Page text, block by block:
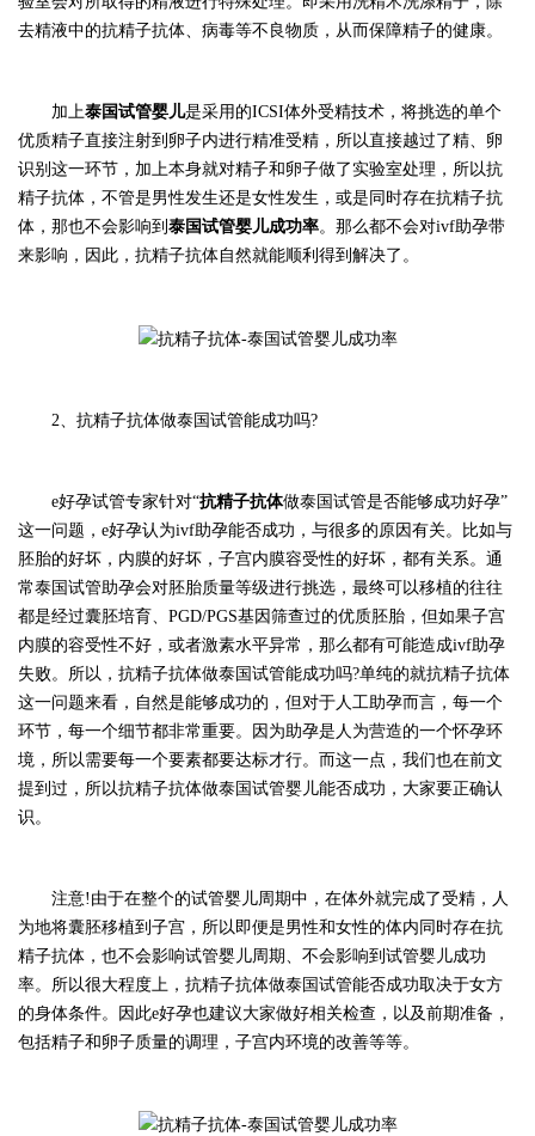
去精液中的抗精子抗体、病毒等不良物质，从而保障精子的健康。
加上泰国试管婴儿是采用的ICSI体外受精技术，将挑选的单个
优质精子直接注射到卵子内进行精准受精，所以直接越过了精、卵
识别这一环节，加上本身就对精子和卵子做了实验室处理，所以抗
精子抗体，不管是男性发生还是女性发生，或是同时存在抗精子抗
体，那也不会影响到 泰国试管婴儿成功率。那么都不会对ivf助孕带
来影响，因此，抗精子抗体自然就能顺利得到解决了。
2、抗精子抗体做泰国试管能成功吗?
e好孕试管专家针对“抗精子抗体做泰国试管是否能够成功好孕”
这一问题， e好孕认为ivf助孕能否成功，与很多的原因有关。比如与
胚胎的好坏，内膜的好坏，子宫内膜容受性的好坏，都有关系。通
常泰国试管助孕会对胚胎质量等级进行挑选，最终可以移植的往往
都是经过囊胚培育、PGD/PGS基因筛查过的优质胚胎，但如果子宫
内膜的容受性不好，或者激素水平异常，那么都有可能造成ivf助孕
失败。所以，抗精子抗体做泰国试管能成功吗?单纯的就抗精子抗体
这一问题来看，自然是能够成功的，但对于人工助孕而言，每一个
环节，每一个细节都非常重要。因为助孕是人为营造的一个怀孕环
境，所以需要每一个要素都要达标才行。而这一点，我们也在前文
提到过，所以抗精子抗体做泰国试管婴儿能否成功，大家要正确认
识。
注意!由于在整个的试管婴儿周期中，在体外就完成了受精，人
为地将囊胚移植到子宫，所以即便是男性和女性的体内同时存在抗
精子抗体，也不会影响试管婴儿周期、不会影响到试管婴儿成功
率。所以很大程度上，抗精子抗体做泰国试管能否成功取决于女方
的身体条件。因此e好孕也建议大家做好相关检查，以及前期准备，
包括精子和卵子质量的调理，子宫内环境的改善等等。